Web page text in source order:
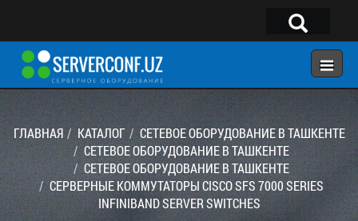
×
ГЛАВНАЯ
КОНФИГУРАТОР
Telegram:@serverconf_uz
Тел: (90) 932-18-00
ГЛАВНАЯ КАТАЛОГ
СЕТЕВОЕ ОБОРУДОВАНИЕ В ТАШКЕНТЕ
СЕТЕВОЕ ОБОРУДОВАНИЕ В ТАШКЕНТЕ
СЕТЕВОЕ ОБОРУДОВАНИЕ В ТАШКЕНТЕ
СЕРВЕРНЫЕ КОММУТАТОРЫ CISCO SFS 7000 SERIES
INFINIBAND SERVER SWITCHES